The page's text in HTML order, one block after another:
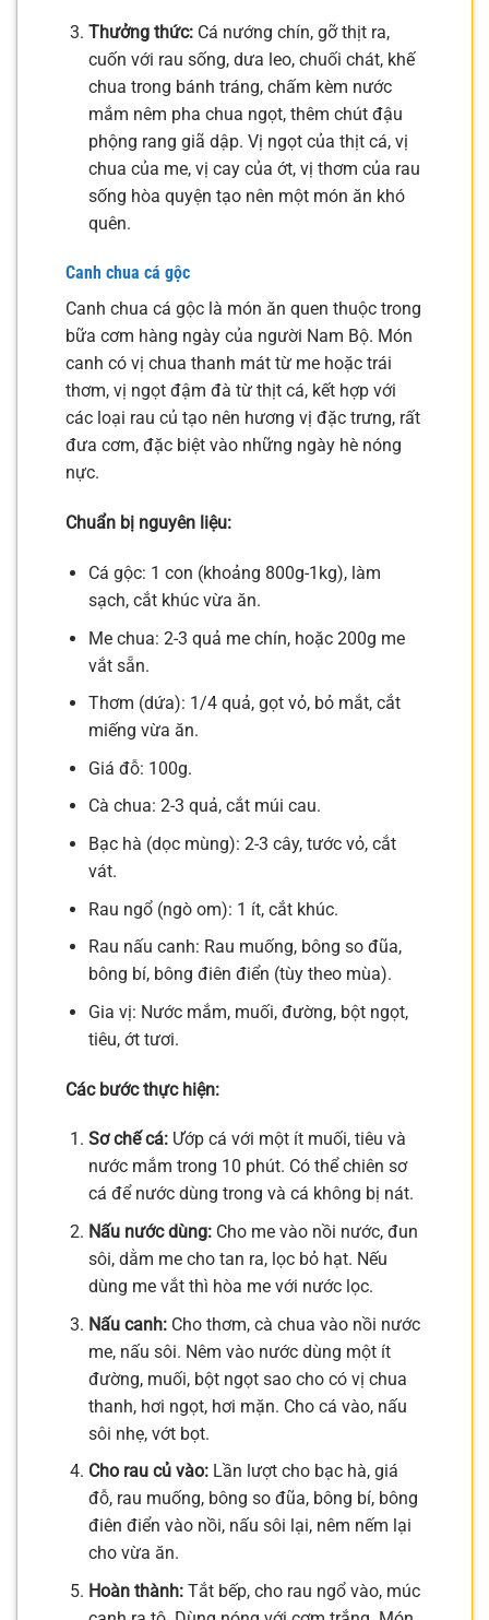
Thưởng thức:Cá nướng chín, gỡ thịt ra,
cuốn với rau sống, dưa leo, chuối chát, khế
chua trong bánh tráng, chấm kèm nước
mắm nêm pha chua ngọt, thêm chút đậu
phộng rang giã dập. Vị ngọt của thịt cá, vị
chua của me, vị cay của ớt, vị thơm của rau
sống hòa quyện tạo nên một món ăn khó
quên.
Canh chua cá gộc
Canh chua cá gộc là món ăn quen thuộc trong
bữa cơm hàng ngày của người Nam Bộ. Món
canh có vị chua thanh mát từ me hoặc trái
thơm, vị ngọt đậm đà từ thịt cá, kết hợp với
các loại rau củ tạo nên hương vị đặc trưng, rất
đưa cơm, đặc biệt vào những ngày hè nóng
nực.
Chuẩn bị nguyên liệu:
Cá gộc: 1 con (khoảng 800g-1kg), làm
sạch, cắt khúc vừa ăn.
Me chua: 2-3 quả me chín, hoặc 200g me
vắt sẵn.
Thơm (dứa): 1/4 quả, gọt vỏ, bỏ mắt, cắt
miếng vừa ăn.
Giá đỗ: 100g.
Cà chua: 2-3 quả, cắt múi cau.
Bạc hà (dọc mùng): 2-3 cây, tước vỏ, cắt
vát.
Rau ngổ (ngò om): 1 ít, cắt khúc.
Rau nấu canh: Rau muống, bông so đũa,
bông bí, bông điên điển (tùy theo mùa).
Gia vị: Nước mắm, muối, đường, bột ngọt,
tiêu, ớt tươi.
Các bước thực hiện:
Sơ chế cá:Ướp cá với một ít muối, tiêu và
nước mắm trong 10 phút. Có thể chiên sơ
cá để nước dùng trong và cá không bị nát.
Nấu nước dùng:Cho me vào nồi nước, đun
sôi, dằm me cho tan ra, lọc bỏ hạt. Nếu
dùng me vắt thì hòa me với nước lọc.
Nấu canh:Cho thơm, cà chua vào nồi nước
me, nấu sôi. Nêm vào nước dùng một ít
đường, muối, bột ngọt sao cho có vị chua
thanh, hơi ngọt, hơi mặn. Cho cá vào, nấu
sôi nhẹ, vớt bọt.
Cho rau củ vào:Lần lượt cho bạc hà, giá
đỗ, rau muống, bông so đũa, bông bí, bông
điên điển vào nồi, nấu sôi lại, nêm nếm lại
cho vừa ăn.
Hoàn thành:Tắt bếp, cho rau ngổ vào, múc